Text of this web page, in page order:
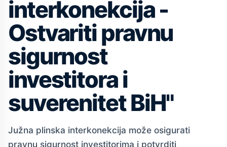
interkonekcija -
Ostvariti pravnu
sigurnost
investitora i
suverenitet BiH"
Južna plinska interkonekcija može osigurati
pravnu sigurnost investitorima i potvrditi